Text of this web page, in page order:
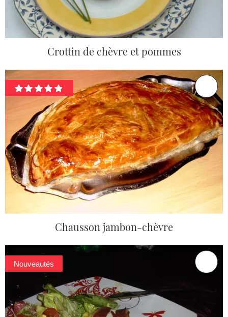
Crottin de chèvre et pommes
Chausson jambon-chèvre
Nouveautés